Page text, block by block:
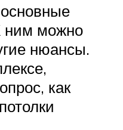
ним можно
нюансы.
как